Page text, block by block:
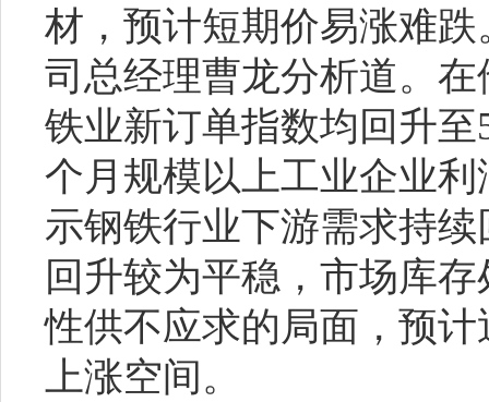
材，预计短期价易涨难
司总经理曹龙分析道。
铁业新订单指数均回升
个月规模以上工业企业
示钢铁行业下游需求持
回升较为平稳，市场库
性供不应求的局面，预
上涨空间。